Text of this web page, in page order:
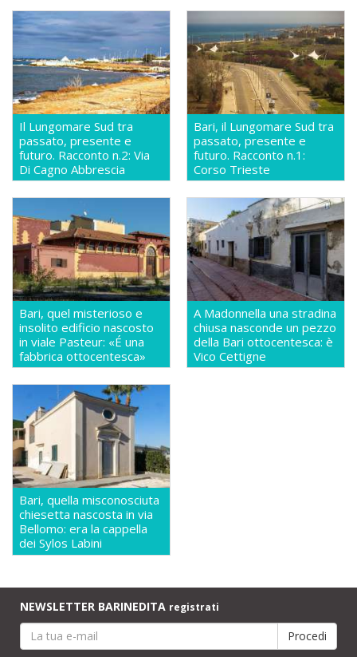
Il Lungomare Sud tra
passato, presente e
futuro. Racconto n.2: Via
Di Cagno Abbrescia
Bari, il Lungomare Sud tra
passato, presente e
futuro. Racconto n.1:
Corso Trieste
Bari, quel misterioso e
insolito edificio nascosto
in viale Pasteur: «É una
fabbrica ottocentesca»
A Madonnella una stradina
chiusa nasconde un pezzo
della Bari ottocentesca: è
Vico Cettigne
Bari, quella misconosciuta
chiesetta nascosta in via
Bellomo: era la cappella
dei Sylos Labini
NEWSLETTER BARINEDITA registrati